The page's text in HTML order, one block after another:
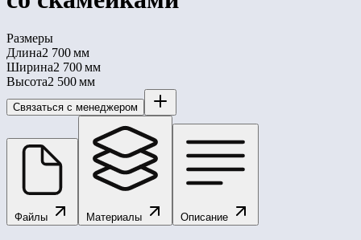
Размеры
Длина2 700 мм
Ширина2 700 мм
Высота2 500 мм
Связаться с менеджером
Файлы Материалы Описание